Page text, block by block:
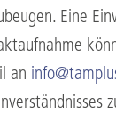
Eine
an